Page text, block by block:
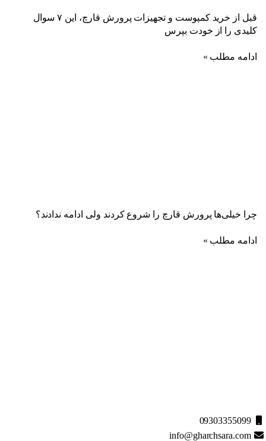
قبل از خرید کمپوست و تجهیزات پرورش قارچ، این ۷ سوال
کلیدی را از خودت بپرس
ادامه مطلب »
چرا خیلی‌ها پرورش قارچ را شروع کردند ولی ادامه ندادند؟
ادامه مطلب »
09303355099
info@gharchsara.com